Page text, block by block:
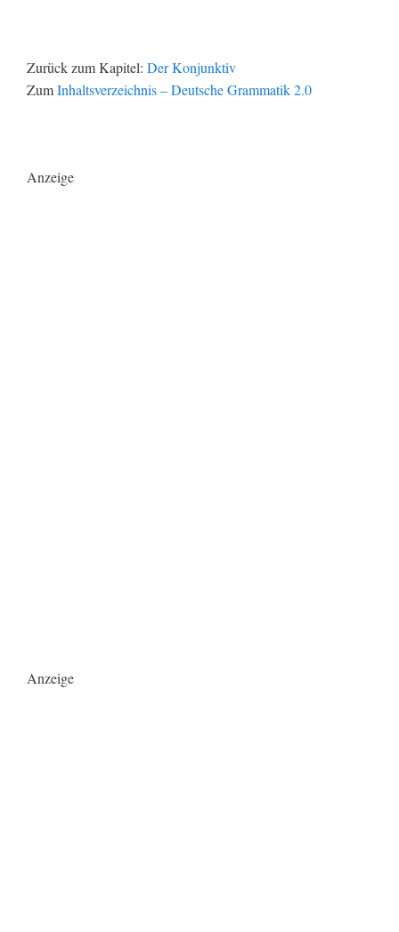
Zurück zum Kapitel: Der Konjunktiv
ZumInhaltsverzeichnis – Deutsche Grammatik 2.0
Anzeige
Anzeige